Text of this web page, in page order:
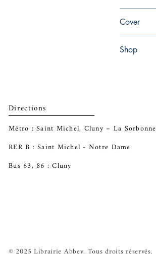
Cover
Shop
Directions
Métro : Saint Michel, Cluny – La Sorbonne
RER B : Saint Michel - Notre Dame
Bus 63, 86 : Cluny